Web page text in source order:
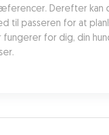
Derefter kan
til passeren for at
for dig, din